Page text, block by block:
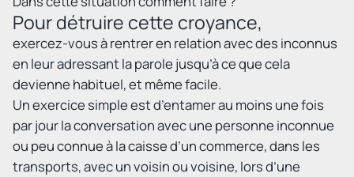
Pour détruire cette croyance,
exercez-vous à rentrer en relation avec des inconnus
en leur adressant la parole jusqu’à ce que cela
devienne habituel, et même facile.
Un exercice simple est d’entamer au moins une fois
par jour la conversation avec une personne inconnue
ou peu connue à la caisse d’un commerce, dans les
transports, avec un voisin ou voisine, lors d’une